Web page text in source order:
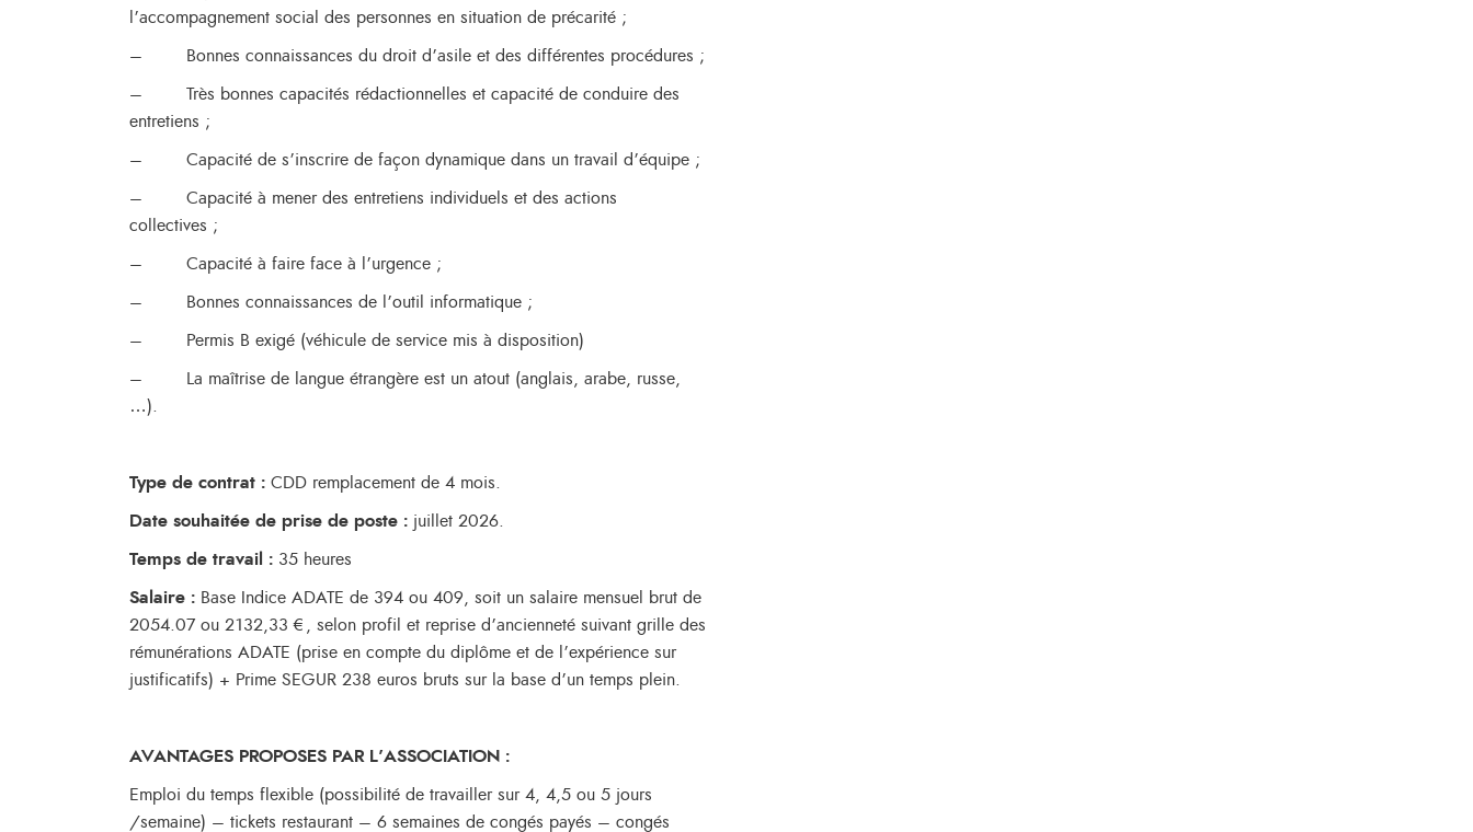
l’accompagnement social des personnes en situation de précarité ;
– Bonnes connaissances du droit d’asile et des différentes procédures ;
– Très bonnes capacités rédactionnelles et capacité de conduire des
entretiens ;
– Capacité de s’inscrire de façon dynamique dans un travail d’équipe ;
– Capacité à mener des entretiens individuels et des actions
collectives ;
– Capacité à faire face à l’urgence ;
– Bonnes connaissances de l’outil informatique ;
– Permis B exigé (véhicule de service mis à disposition)
– La maîtrise de langue étrangère est un atout (anglais, arabe, russe,
…).
Type de contrat : CDD remplacement de 4 mois.
Date souhaitée de prise de poste : juillet 2026.
Temps de travail : 35 heures
Salaire : Base Indice ADATE de 394 ou 409, soit un salaire mensuel brut de
2054.07 ou 2132,33 €, selon profil et reprise d’ancienneté suivant grille des
rémunérations ADATE (prise en compte du diplôme et de l’expérience sur
justificatifs) + Prime SEGUR 238 euros bruts sur la base d’un temps plein.
AVANTAGES PROPOSES PAR L’ASSOCIATION :
Emploi du temps flexible (possibilité de travailler sur 4, 4,5 ou 5 jours
/semaine) – tickets restaurant – 6 semaines de congés payés – congés